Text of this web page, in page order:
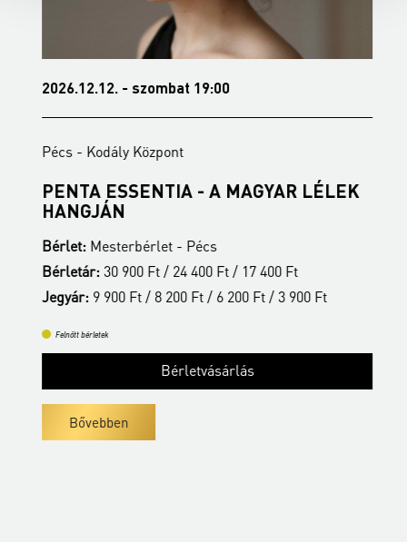
2026.12.12. - szombat 19:00
Pécs - Kodály Központ
PENTA ESSENTIA - A MAGYAR LÉLEK
HANGJÁN
Bérlet:Mesterbérlet - Pécs
Bérletár:30 900 Ft / 24 400 Ft / 17 400 Ft
Jegyár:9 900 Ft / 8 200 Ft / 6 200 Ft / 3 900 Ft
Felnőtt bérletek
Bérletvásárlás
Bővebben